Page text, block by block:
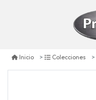
Inicio Colecciones